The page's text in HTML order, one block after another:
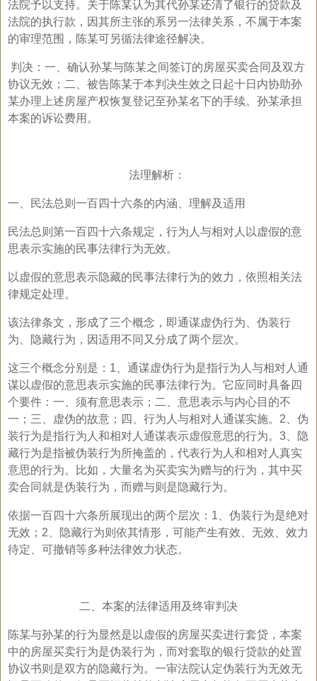
法院予以支持。关于陈某认为其代孙某还清了银行的贷款及
法院的执行款，因其所主张的系另一法律关系，不属于本案
的审理范围，陈某可另循法律途径解决。
判决：一、确认孙某与陈某之间签订的房屋买卖合同及双方
协议无效；二、被告陈某于本判决生效之日起十日内协助孙
某办理上述房屋产权恢复登记至孙某名下的手续。孙某承担
本案的诉讼费用。
法理解析：
一、民法总则一百四十六条的内涵、理解及适用
民法总则第一百四十六条规定，行为人与相对人以虚假的意
思表示实施的民事法律行为无效。
以虚假的意思表示隐藏的民事法律行为的效力，依照相关法
律规定处理。
该法律条文，形成了三个概念，即通谋虚伪行为、伪装行
为、隐藏行为，因适用不同又分成了两个层次。
这三个概念分别是：1、通谋虚伪行为是指行为人与相对人通
谋以虚假的意思表示实施的民事法律行为。它应同时具备四
个要件：一、须有意思表示；二、意思表示与内心目的不
一；三、虚伪的故意；四、行为人与相对人通谋实施。2、伪
装行为是指行为人和相对人通谋表示虚假意思的行为。3、隐
藏行为是指被伪装行为所掩盖的，代表行为人和相对人真实
意思的行为。比如，大量名为买卖实为赠与的行为，其中买
卖合同就是伪装行为，而赠与则是隐藏行为。
依据一百四十六条所展现出的两个层次：1、伪装行为是绝对
无效；2、隐藏行为则依其情形，可能产生有效、无效、效力
待定、可撤销等多种法律效力状态。
二、本案的法律适用及终审判决
陈某与孙某的行为显然是以虚假的房屋买卖进行套贷，本案
中的房屋买卖行为是伪装行为，而对套取的银行贷款的处置
协议书则是双方的隐藏行为。一审法院认定伪装行为无效无